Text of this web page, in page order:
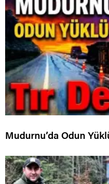
Mudurnu’da Odun